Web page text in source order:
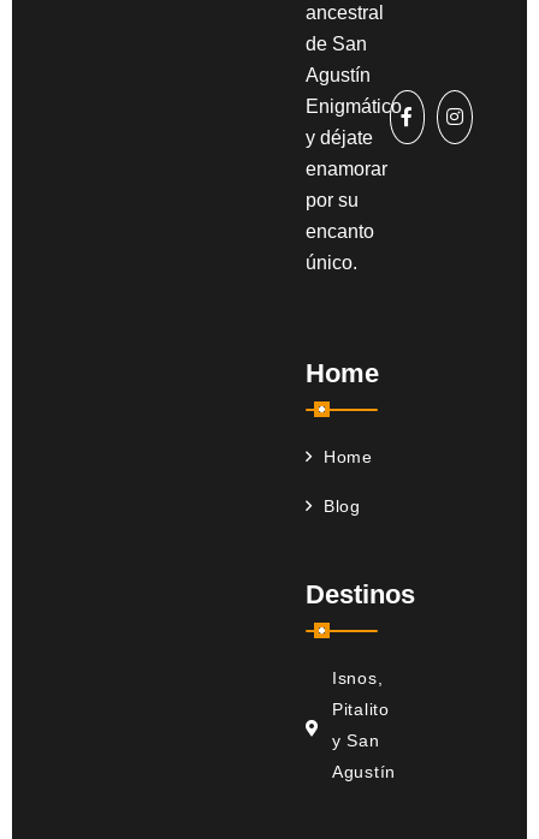
ancestral
de San
Agustín
Enigmático
y déjate
enamorar
por su
encanto
único.
Home
Home
Blog
Destinos
Isnos,
Pitalito
y San
Agustín